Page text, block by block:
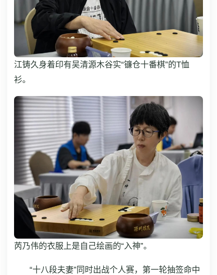
江铸久身着印有吴清源木谷实“镰仓十番棋”的T恤
衫。
芮乃伟的衣服上是自己绘画的“入神”。
“十八段夫妻”同时出战个人赛，第一轮抽签命中